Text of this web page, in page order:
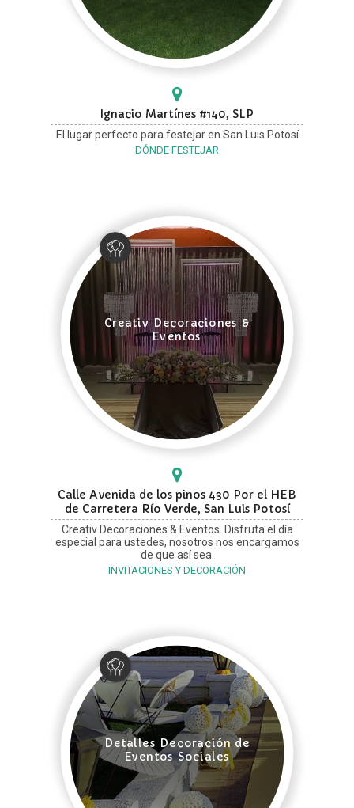
Ignacio Martínes #140, SLP
El lugar perfecto para festejar en San Luis Potosí
DÓNDE FESTEJAR
Creativ Decoraciones &
Eventos
Calle Avenida de los pinos 430 Por el HEB
de Carretera Río Verde, San Luis Potosí
Creativ Decoraciones & Eventos. Disfruta el día
especial para ustedes, nosotros nos encargamos
de que así sea.
INVITACIONES Y DECORACIÓN
Detalles Decoración de
Eventos Sociales